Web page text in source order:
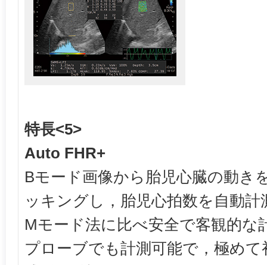
特長<5>
Auto FHR+
Bモード画像から胎児心臓の動き
ッキングし，胎児心拍数を自動
Mモード法に比べ安全で客観的な
プローブでも計測可能で，極め